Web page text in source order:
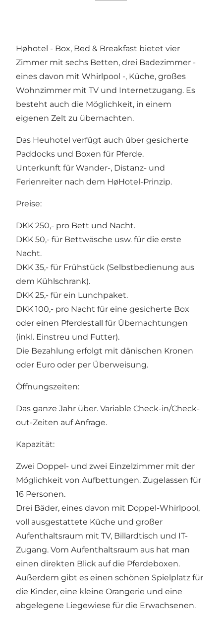
Høhotel - Box, Bed & Breakfast bietet vier
Zimmer mit sechs Betten, drei Badezimmer -
eines davon mit Whirlpool -, Küche, großes
Wohnzimmer mit TV und Internetzugang. Es
besteht auch die Möglichkeit, in einem
eigenen Zelt zu übernachten.
Das Heuhotel verfügt auch über gesicherte
Paddocks und Boxen für Pferde.
Unterkunft für Wander-, Distanz- und
Ferienreiter nach dem HøHotel-Prinzip.
Preise:
DKK 250,- pro Bett und Nacht.
DKK 50,- für Bettwäsche usw. für die erste
Nacht.
DKK 35,- für Frühstück (Selbstbedienung aus
dem Kühlschrank).
DKK 25,- für ein Lunchpaket.
DKK 100,- pro Nacht für eine gesicherte Box
oder einen Pferdestall für Übernachtungen
(inkl. Einstreu und Futter).
Die Bezahlung erfolgt mit dänischen Kronen
oder Euro oder per Überweisung.
Öffnungszeiten:
Das ganze Jahr über. Variable Check-in/Check-
out-Zeiten auf Anfrage.
Kapazität:
Zwei Doppel- und zwei Einzelzimmer mit der
Möglichkeit von Aufbettungen. Zugelassen für
16 Personen.
Drei Bäder, eines davon mit Doppel-Whirlpool,
voll ausgestattete Küche und großer
Aufenthaltsraum mit TV, Billardtisch und IT-
Zugang. Vom Aufenthaltsraum aus hat man
einen direkten Blick auf die Pferdeboxen.
Außerdem gibt es einen schönen Spielplatz für
die Kinder, eine kleine Orangerie und eine
abgelegene Liegewiese für die Erwachsenen.